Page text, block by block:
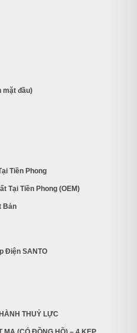
mặt đầu)
Tiền Phong
Tại Tiền Phong (OEM)
Bản
Điện SANTO
THUỶ LỰC